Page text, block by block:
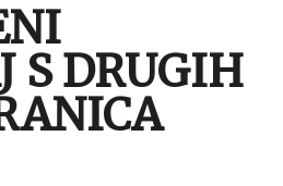
S DRUGIH